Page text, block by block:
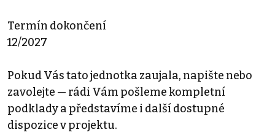
Termín dokončení
12/2027
Pokud Vás tato jednotka zaujala, napište nebo
zavolejte — rádi Vám pošleme kompletní
podklady a představíme i další dostupné
dispozice v projektu.